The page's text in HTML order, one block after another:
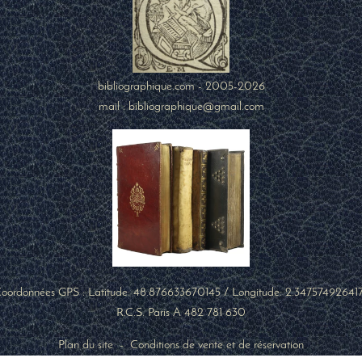
bibliographique.com - 2005-2026
mail : bibliographique@gmail.com
GPS : Latitude:48.876633670145/ Longitude:
R.C.S. Paris A 482 781 630
Plan du site-Conditions de vente et de réservation